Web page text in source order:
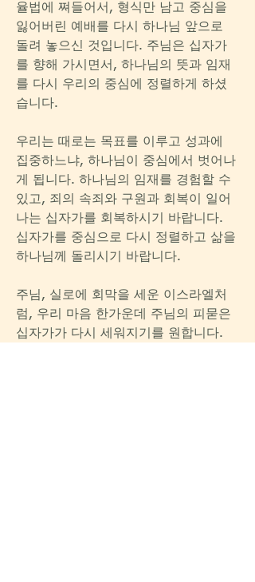
율법에 쪄들어서, 형식만 남고 중심을
잃어버린 예배를 다시 하나님 앞으로
돌려 놓으신 것입니다. 주님은 십자가
를 향해 가시면서, 하나님의 뜻과 임재
를 다시 우리의 중심에 정렬하게 하셨
습니다.
우리는 때로는 목표를 이루고 성과에
집중하느냐, 하나님이 중심에서 벗어나
게 됩니다. 하나님의 임재를 경험할 수
있고, 죄의 속죄와 구원과 회복이 일어
나는 십자가를 회복하시기 바랍니다.
십자가를 중심으로 다시 정렬하고 삶을
하나님께 돌리시기 바랍니다.
주님, 실로에 회막을 세운 이스라엘처
럼, 우리 마음 한가운데 주님의 피묻은
십자가가 다시 세워지기를 원합니다.